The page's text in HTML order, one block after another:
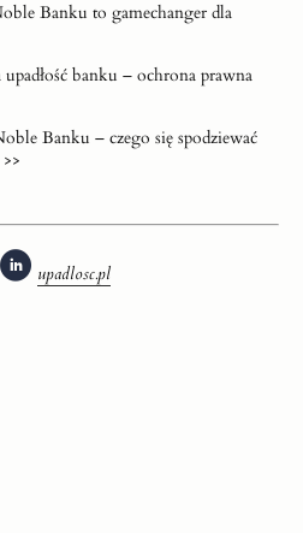
Banku to gamechanger dla
banku – ochrona prawna
Banku – czego się spodziewać
upadlosc.pl